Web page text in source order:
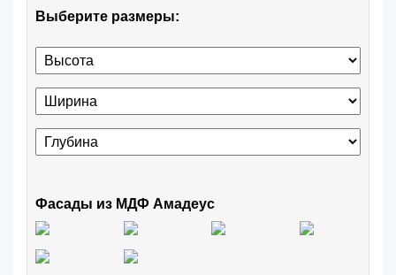
Выберите размеры:
Фасады из МДФ Амадеус